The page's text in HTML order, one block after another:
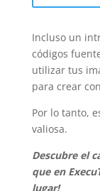
Incluso un
códigos
utilizar tus
para crear
Por lo tanto,
valiosa.
Descubre el
que en
lugar!